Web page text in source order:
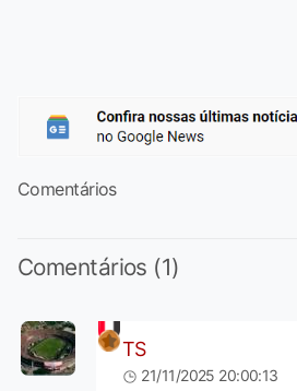
Comentários
Comentários (1)
TS
21/11/2025 20:00:13